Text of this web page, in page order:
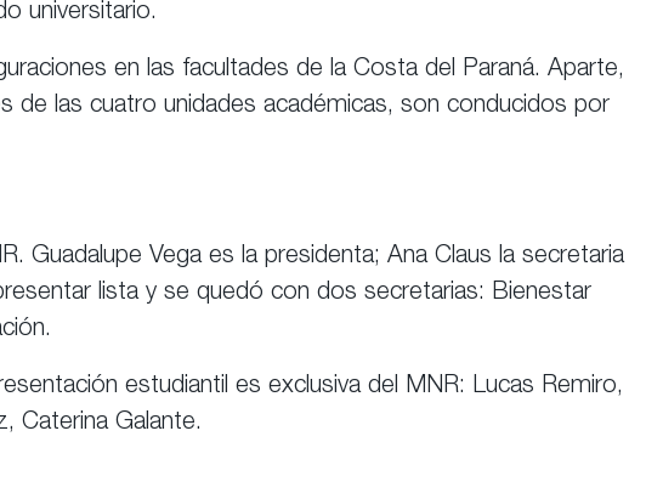
universitario.
en las facultades de la Costa del Paraná. Aparte,
las cuatro unidades académicas, son conducidos por
Guadalupe Vega es la presidenta; Ana Claus la secretaria
lista y se quedó con dos secretarias: Bienestar
estudiantil es exclusiva del MNR: Lucas Remiro,
Caterina Galante.